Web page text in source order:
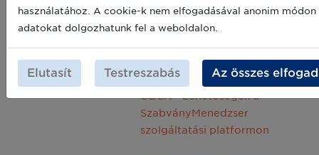
2020.01.30.
14:00-16:00
Eszköz regisztráció,
UDI-DI adatok, UDI-DI
adatok,
GDSN - Lehetőségek a
SzabványMenedzser
szolgáltatási platformon
használatához. A cookie-k nem elfogadásával anonim módon
adatokat dolgozhatunk fel a weboldalon.
Elutasít Testreszabás Az összes